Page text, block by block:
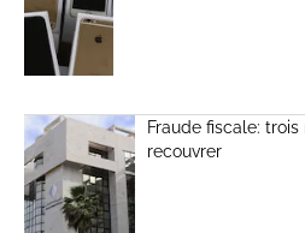
Fraude fiscale:
recouvrer